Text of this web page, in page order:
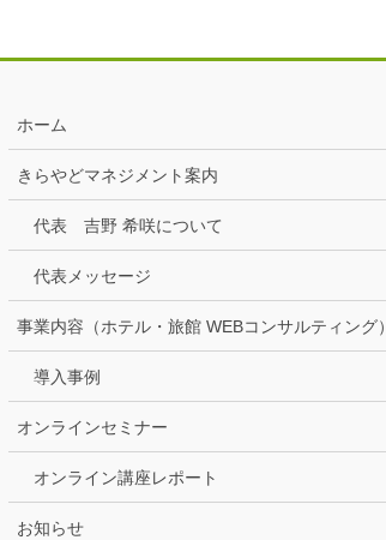
ホーム
きらやどマネジメント案内
代表 吉野 希咲について
代表メッセージ
事業内容（ホテル・旅館 WEBコンサルティング）
導入事例
オンラインセミナー
オンライン講座レポート
お知らせ